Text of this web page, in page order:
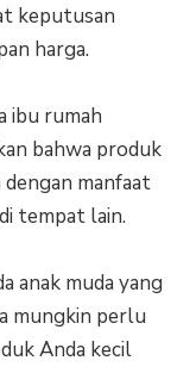
keputusan
harga.
ibu rumah
bahwa produk
dengan manfaat
tempat lain.
anak muda yang
mungkin perlu
Anda kecil